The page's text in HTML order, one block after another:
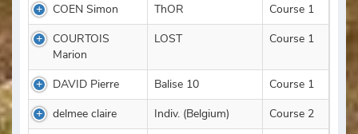
COEN Simon
ThOR
Course 1
COURTOIS
Marion
LOST Course 1
DAVID Pierre Balise 10
Course 1
delmee claire
Indiv. (Belgium)
Course 2